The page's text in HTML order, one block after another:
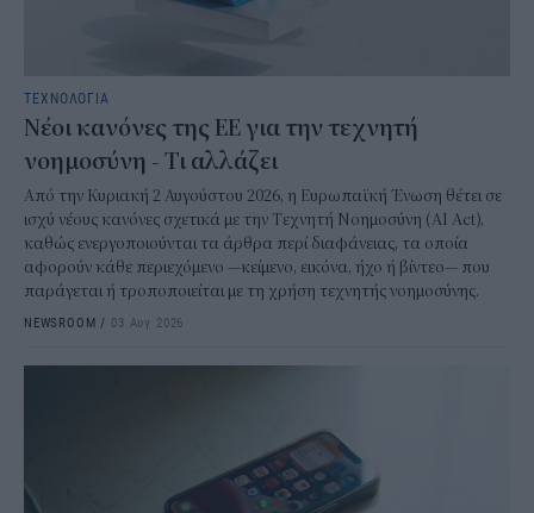
ΤΕΧΝΟΛΟΓΙΑ
Νέοι κανόνες της ΕΕ για την τεχνητή
νοημοσύνη - Τι αλλάζει
Από την Κυριακή 2 Αυγούστου 2026, η Ευρωπαϊκή Ένωση θέτει σε
ισχύ νέους κανόνες σχετικά με την Τεχνητή Νοημοσύνη (AI Act),
καθώς ενεργοποιούνται τα άρθρα περί διαφάνειας, τα οποία
αφορούν κάθε περιεχόμενο —κείμενο, εικόνα, ήχο ή βίντεο— που
παράγεται ή τροποποιείται με τη χρήση τεχνητής νοημοσύνης.
NEWSROOM / 03 Αυγ 2026